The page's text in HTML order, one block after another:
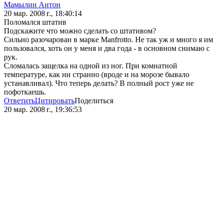
Мамылин Антон
20 мар. 2008 г., 18:40:14
Поломался штатив
Подскажите что можно сделать со штативом?
Сильно разочарован в марке Manfrotto. Не так уж и много я им
пользовался, хоть он у меня и два года - в основном снимаю с
рук.
Сломалась защелка на одной из ног. При комнатной
температуре, как ни странно (вроде и на морозе бывало
устанавливал). Что теперь делать? В полный рост уже не
пофоткаешь.
ОтветитьЦитироватьПоделиться
20 мар. 2008 г., 19:36:53